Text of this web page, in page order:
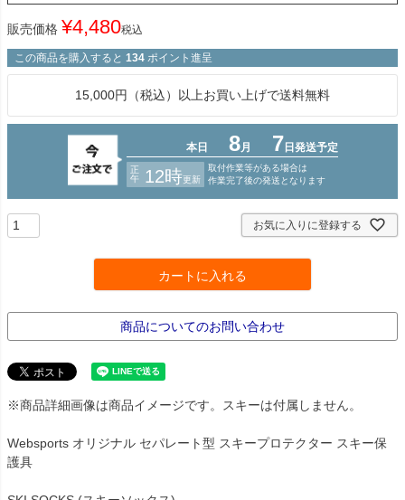
販売価格 ¥4,480税込
この商品を購入すると 134 ポイント進呈
15,000円（税込）以上お買い上げで送料無料
お気に入りに登録する
カートに入れる
商品についてのお問い合わせ
※商品詳細画像は商品イメージです。スキーは付属しません。
Websports オリジナル セパレート型 スキープロテクター スキー保
護具